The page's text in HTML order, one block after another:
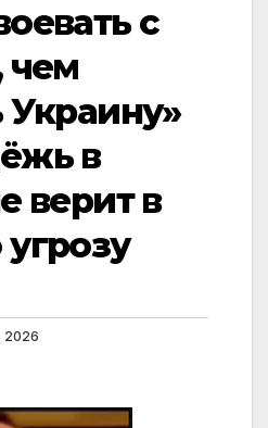
с
чем
Украину»
в
верит в